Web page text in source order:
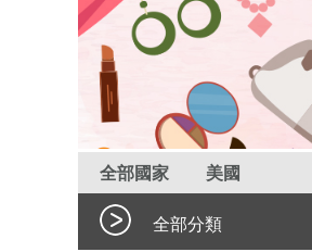
全部國家 美國
全部分類